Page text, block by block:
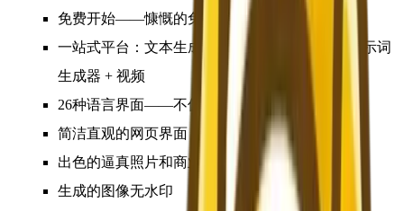
免费开始——慷慨的免费额度，无需信用卡
一站式平台：文本生成图像 + 图像生成图像 + 提示词
生成器 + 视频
26种语言界面——不仅仅是英语
简洁直观的网页界面，零学习曲线
出色的逼真照片和商业摄影效果
生成的图像无水印